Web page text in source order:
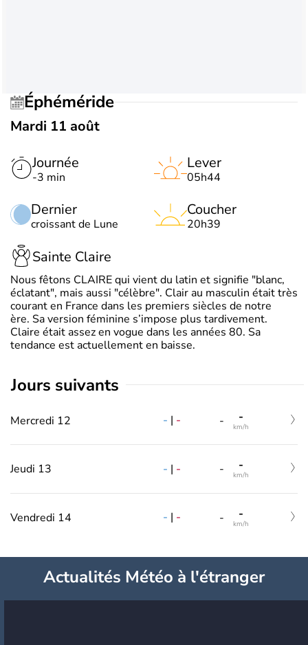
Éphéméride
Mardi 11 août
Journée
-3 min
Dernier
croissant de Lune
Lever
05h44
Coucher
20h39
Sainte Claire
Nous fêtons CLAIRE qui vient du latin et signifie "blanc,
éclatant", mais aussi "célèbre". Clair au masculin était très
courant en France dans les premiers siècles de notre
ère. Sa version féminine s’impose plus tardivement.
Claire était assez en vogue dans les années 80. Sa
tendance est actuellement en baisse.
jours suivants
Mercredi 12 - | - - -
km/h
Jeudi 13 - | - - -
km/h
Vendredi 14 - | - - -
km/h
Actualités Météo à l'étranger